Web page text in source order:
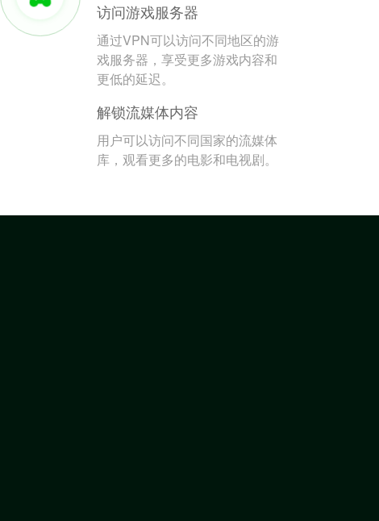
访问游戏服务器
通过VPN可以访问不同地区的游
戏服务器，享受更多游戏内容和
更低的延迟。
解锁流媒体内容
用户可以访问不同国家的流媒体
库，观看更多的电影和电视剧。